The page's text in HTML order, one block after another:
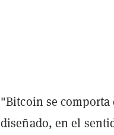
"Bitcoin se
diseñado, en el